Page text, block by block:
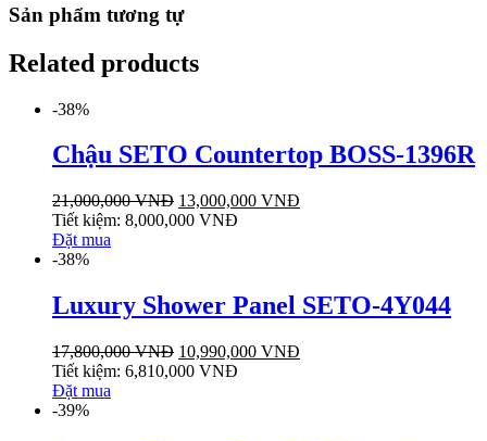
Sản phẩm tương tự
Related products
-38%
Chậu SETO Countertop BOSS-1396R
21,000,000VNĐ 13,000,000 VNĐ
Tiết kiệm: 8,000,000 VNĐ
Đặt mua
-38%
Luxury Shower Panel SETO-4Y044
17,800,000VNĐ 10,990,000 VNĐ
Tiết kiệm: 6,810,000 VNĐ
Đặt mua
-39%